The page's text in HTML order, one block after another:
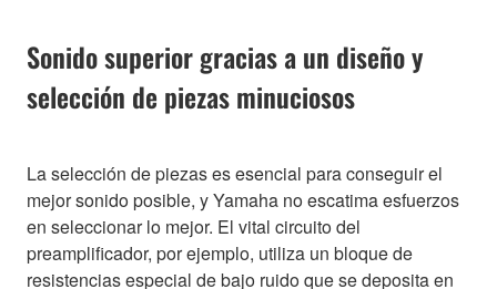
Sonido superior gracias a un diseño y
selección de piezas minuciosos
La selección de piezas es esencial para conseguir el
mejor sonido posible, y Yamaha no escatima esfuerzos
en seleccionar lo mejor. El vital circuito del
preamplificador, por ejemplo, utiliza un bloque de
resistencias especial de bajo ruido que se deposita en